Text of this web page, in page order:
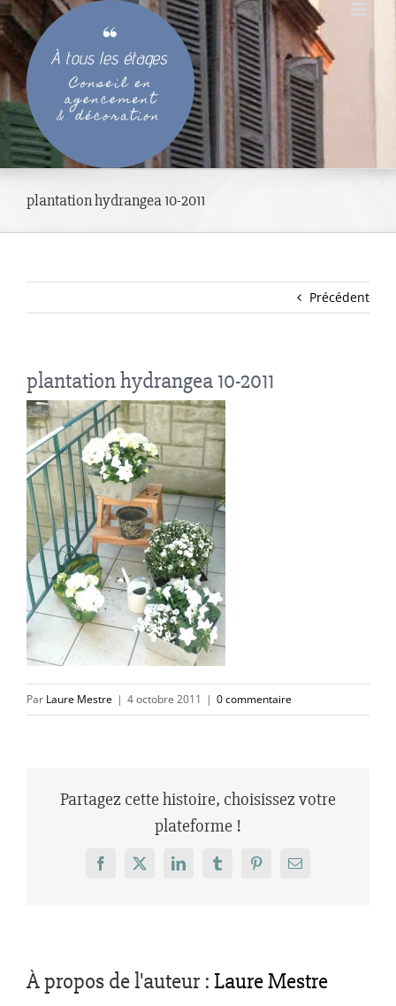
Passer
au
contenu
plantation hydrangea 10-2011
Précédent
plantation hydrangea 10-2011
Par Laure Mestre | 4 octobre 2011 | 0 commentaire
Partagez cette histoire, choisissez votre
plateforme !
Facebook
X LinkedInTumblrPinterestEmail
À propos de l'auteur : Laure Mestre